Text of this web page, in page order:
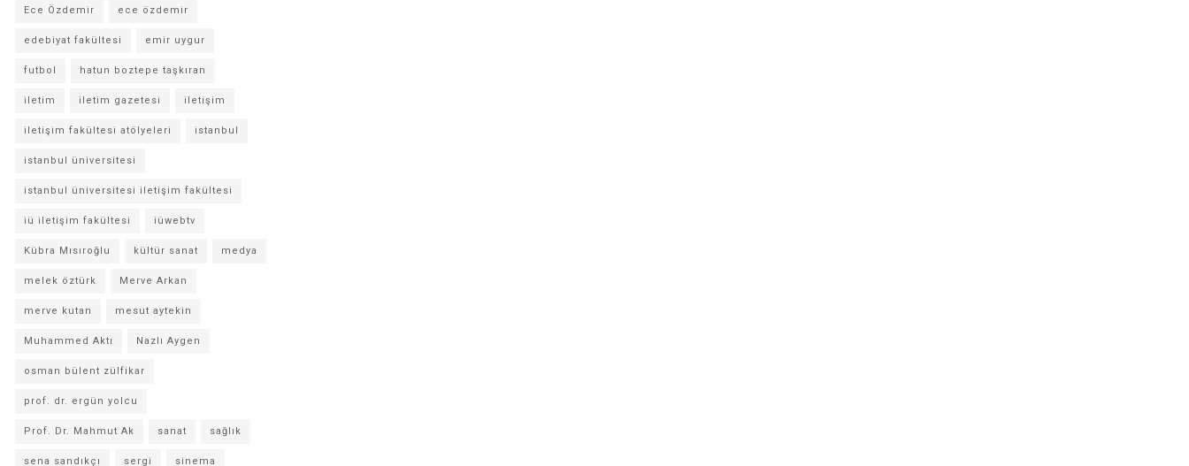
Ece Özdemir ece özdemir
edebiyat fakültesi emir uygur
futbol hatun boztepe taşkıran
iletim iletim gazetesi iletişim
iletişim fakültesi atölyeleri istanbul
istanbul üniversitesi
istanbul üniversitesi iletişim fakültesi
iü iletişim fakültesi iüwebtv
Kübra Mısıroğlu kültür sanat medya
melek öztürk Merve Arkan
merve kutan mesut aytekin
Muhammed Aktı Nazlı Aygen
osman bülent zülfikar
prof. dr. ergün yolcu
Prof. Dr. Mahmut Ak sanat sağlık
sena sandıkçı sergi sinema